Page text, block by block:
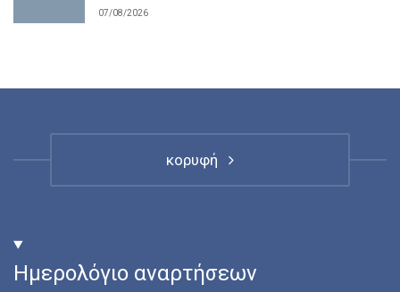
07/08/2026
κορυφή
Ημερολόγιο αναρτήσεων